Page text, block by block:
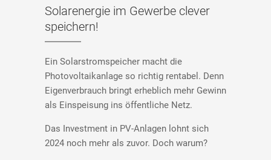
Solarenergie im Gewerbe clever
speichern!
Ein Solarstromspeicher macht die
Photovoltaikanlage so richtig rentabel. Denn
Eigenverbrauch bringt erheblich mehr Gewinn
als Einspeisung ins öffentliche Netz.
Das Investment in PV-Anlagen lohnt sich
2024 noch mehr als zuvor. Doch warum?